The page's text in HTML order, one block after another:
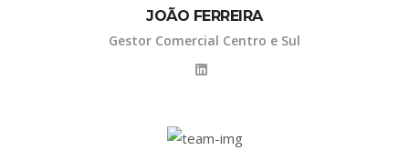
JOÃO FERREIRA
Gestor Comercial Centro e Sul